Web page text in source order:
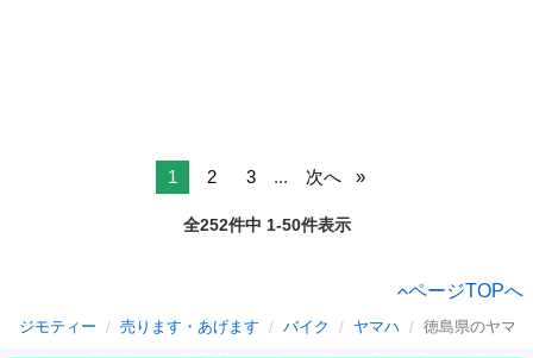
1 2 3 ... 次へ
全252件中 1-50件表示
ページTOPへ
ジモティー 売ります・あげます バイク ヤマハ 徳島県のヤマハ